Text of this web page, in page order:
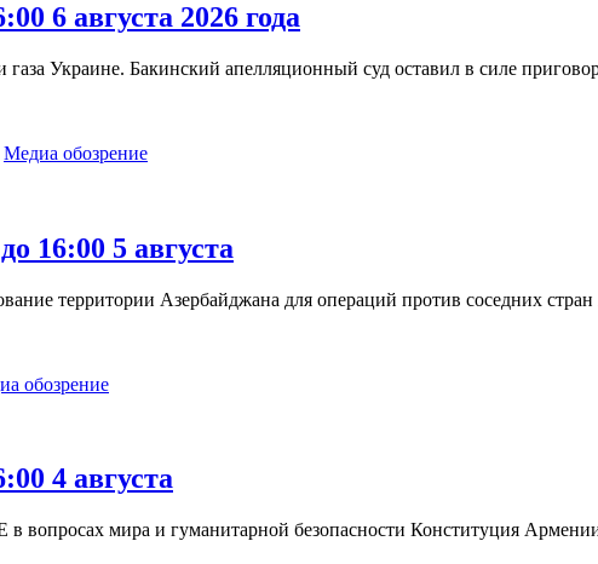
6 августа 2026 года
Украине. Бакинский апелляционный суд оставил в силе
Медиа обозрение
16:00 5 августа
территории Азербайджана для операций против соседних
обозрение
4 августа
вопросах мира и гуманитарной безопасности Конституция